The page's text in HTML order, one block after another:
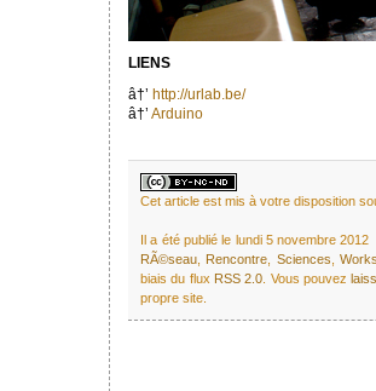
LIENS
â†’ http://urlab.be/
â†’ Arduino
Cet article est mis à votre disposition
Il a été publié le lundi 5 novembre
RÃ©seau
Rencontre Sciences ,
biais du flux RSS 2.0 . Vous pouvez
propre site.